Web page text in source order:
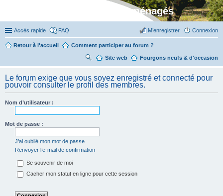
Stylevan - Vans aménagés
Accès rapide FAQ Connexion
M’enregistrer
Retour à l'accueil Comment participer au forum ?
Fourgons neufs & d'occasion
Site web
R
her
ch
er
Le forum exige que vous soyez enregistré et connecté pour
pouvoir consulter le profil des membres.
Nom d’utilisateur :
Mot de passe :
J’ai oublié mon mot de passe
Renvoyer l’e-mail de confirmation
Se souvenir de moi
Cacher mon statut en ligne pour cette session